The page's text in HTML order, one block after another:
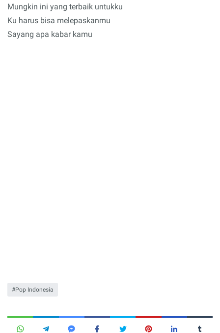
Mungkin ini yang terbaik untukku
Ku harus bisa melepaskanmu
Sayang apa kabar kamu
Pop Indonesia